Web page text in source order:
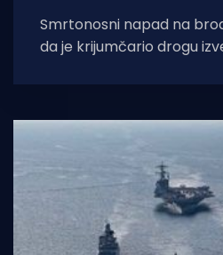
Smrtonosni napad na
da je krijumčario drogu